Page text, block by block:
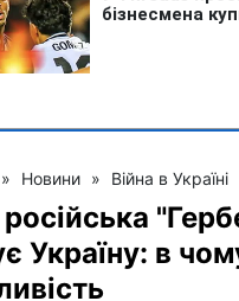
» Новини » Війна в Україні
Україну: в